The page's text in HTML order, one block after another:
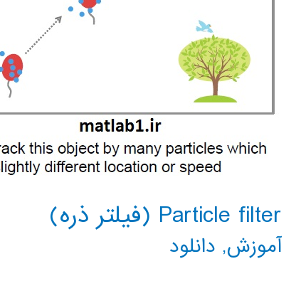
Particle filter (فیلتر ذره)
آموزش, دانلود